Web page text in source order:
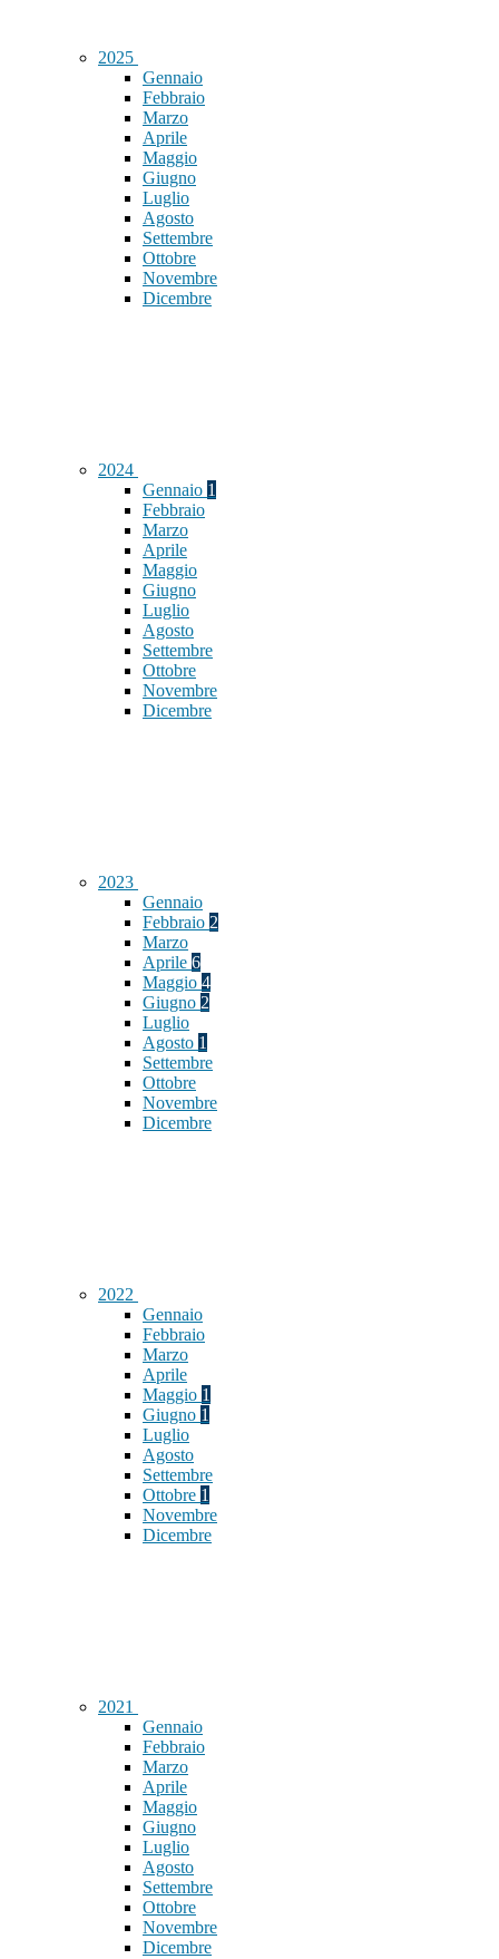
2025
Gennaio
Febbraio
Marzo
Aprile
Maggio
Giugno
Luglio
Agosto
Settembre
Ottobre
Novembre
Dicembre
2024
Gennaio 1
Febbraio
Marzo
Aprile
Maggio
Giugno
Luglio
Agosto
Settembre
Ottobre
Novembre
Dicembre
2023
Gennaio
Febbraio 2
Marzo
Aprile 6
Maggio 4
Giugno 2
Luglio
Agosto 1
Settembre
Ottobre
Novembre
Dicembre
2022
Gennaio
Febbraio
Marzo
Aprile
Maggio 1
Giugno 1
Luglio
Agosto
Settembre
Ottobre 1
Novembre
Dicembre
2021
Gennaio
Febbraio
Marzo
Aprile
Maggio
Giugno
Luglio
Agosto
Settembre
Ottobre
Novembre
Dicembre